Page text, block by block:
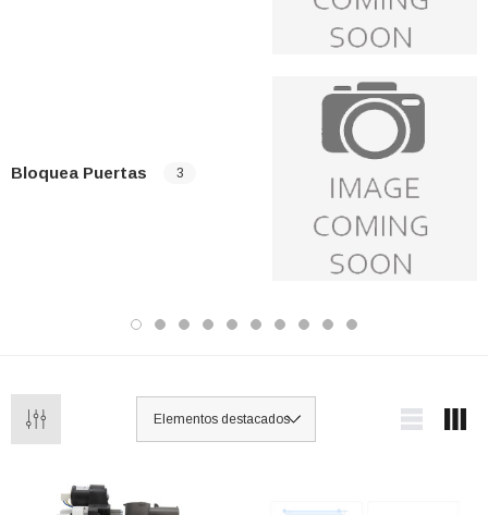
Bloquea Puertas 3